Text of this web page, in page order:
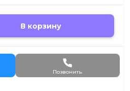
В корзину
Позвонить